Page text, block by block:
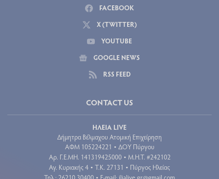
FACEBOOK
X (TWITTER)
YOUTUBE
GOOGLE NEWS
RSS FEED
CONTACT US
ΗΛΕΙΑ LIVE
Δήμητρα Βέλμαχου Ατομική Επιχείρηση
ΑΦΜ 105224221 • ΔΟΥ Πύργου
Aρ. Γ.Ε.ΜΗ. 141319425000 • Μ.Η.Τ. #242102
Αγ. Κυριακής 4 • Τ.Κ. 27131 • Πύργος Ηλείας